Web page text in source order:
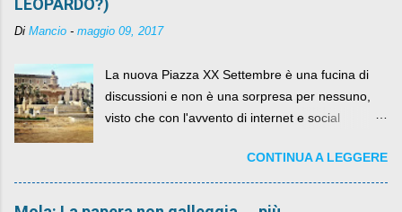
LEOPARDO?)
Di Mancio - maggio 09, 2017
La nuova Piazza XX Settembre è una fucina di
discussioni e non è una sorpresa per nessuno,
visto che con l'avvento di internet e social
sua lasciandone anche traccia scritta nel web.
CONTINUA A LEGGERE